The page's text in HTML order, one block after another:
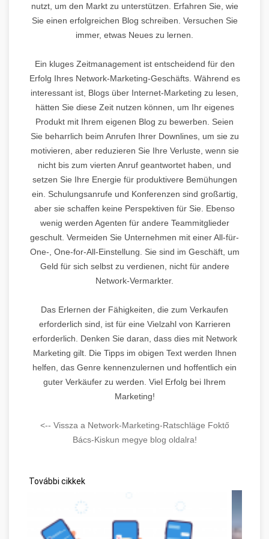
nutzt, um den Markt zu unterstützen. Erfahren Sie, wie
Sie einen erfolgreichen Blog schreiben. Versuchen Sie
immer, etwas Neues zu lernen.
Ein kluges Zeitmanagement ist entscheidend für den
Erfolg Ihres Network-Marketing-Geschäfts. Während es
interessant ist, Blogs über Internet-Marketing zu lesen,
hätten Sie diese Zeit nutzen können, um Ihr eigenes
Produkt mit Ihrem eigenen Blog zu bewerben. Seien
Sie beharrlich beim Anrufen Ihrer Downlines, um sie zu
motivieren, aber reduzieren Sie Ihre Verluste, wenn sie
nicht bis zum vierten Anruf geantwortet haben, und
setzen Sie Ihre Energie für produktivere Bemühungen
ein. Schulungsanrufe und Konferenzen sind großartig,
aber sie schaffen keine Perspektiven für Sie. Ebenso
wenig werden Agenten für andere Teammitglieder
geschult. Vermeiden Sie Unternehmen mit einer All-für-
One-, One-for-All-Einstellung. Sie sind im Geschäft, um
Geld für sich selbst zu verdienen, nicht für andere
Network-Vermarkter.
Das Erlernen der Fähigkeiten, die zum Verkaufen
erforderlich sind, ist für eine Vielzahl von Karrieren
erforderlich. Denken Sie daran, dass dies mit Network
Marketing gilt. Die Tipps im obigen Text werden Ihnen
helfen, das Genre kennenzulernen und hoffentlich ein
guter Verkäufer zu werden. Viel Erfolg bei Ihrem
Marketing!
<-- Vissza a Network-Marketing-Ratschläge Foktő
Bács-Kiskun megye blog oldalra!
További cikkek